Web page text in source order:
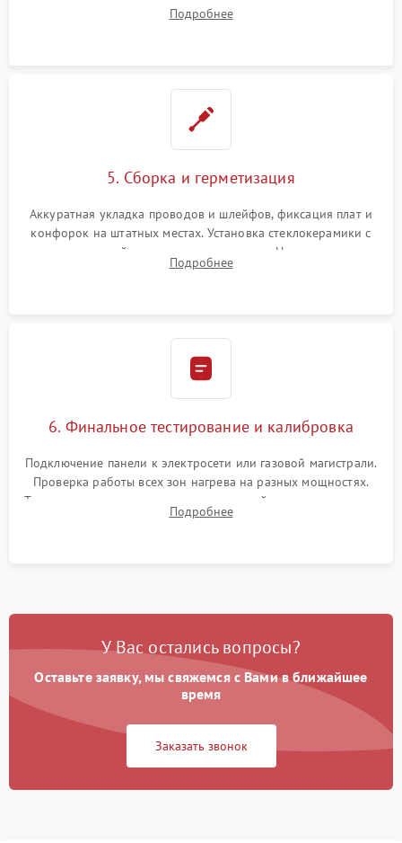
дорожек. Очистка контактов и замена поврежденной
Подробнее
5. Сборка и герметизация
Аккуратная укладка проводов и шлейфов, фиксация плат и
конфорок на штатных местах. Установка стеклокерамики с
проверкой равномерности зазоров. Нанесение
термостойкого герметика или укладка уплотнительной
Подробнее
6. Финальное тестирование и калибровка
Подключение панели к электросети или газовой магистрали.
Проверка работы всех зон нагрева на разных мощностях.
Тестирование сенсорного управления, таймера, индикаторов
остаточного тепла и систем защиты от перегрева.
Подробнее
У Вас остались вопросы?
Оставьте заявку, мы свяжемся с Вами в ближайшее
время
Заказать звонок